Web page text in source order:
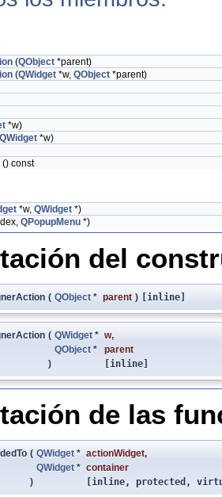
(QObject *parent)
(QWidget *w, QObject *parent)
*w)
QWidget *w)
() const
*w, QWidget *)
QPopupMenu *)
del
( QObject * parent ) [inline]
( QWidget * w,
QObject *
parent
)
[inline]
de las
( QWidget * actionWidget,
QWidget * container
)
[inline, protected,